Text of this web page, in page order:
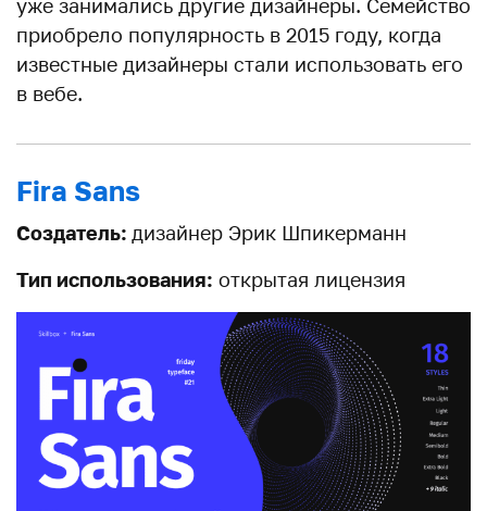
уже занимались другие дизайнеры. Семейство
приобрело популярность в 2015 году, когда
известные дизайнеры стали использовать его
в вебе.
Fira Sans
Создатель: дизайнер Эрик Шпикерманн
Тип использования: открытая лицензия